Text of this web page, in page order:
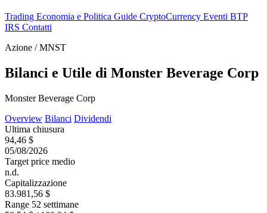
Trading Economia e Politica Guide CryptoCurrency Eventi BTP
IRS Contatti
Azione / MNST
Bilanci e Utile di Monster Beverage Corp
Monster Beverage Corp
Overview Bilanci Dividendi
Ultima chiusura
94,46 $
05/08/2026
Target price medio
n.d.
Capitalizzazione
83.981,56 $
Range 52 settimane